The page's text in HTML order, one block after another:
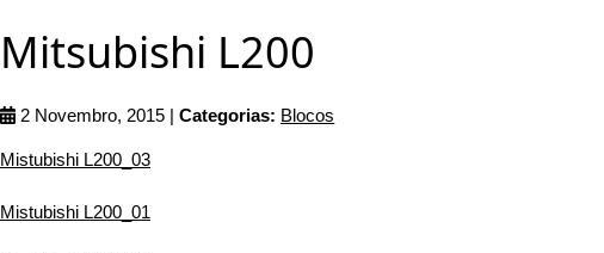
Mitsubishi L200
2 Novembro, 2015 |Categorias: Blocos
Mistubishi L200_03
Mistubishi L200_01